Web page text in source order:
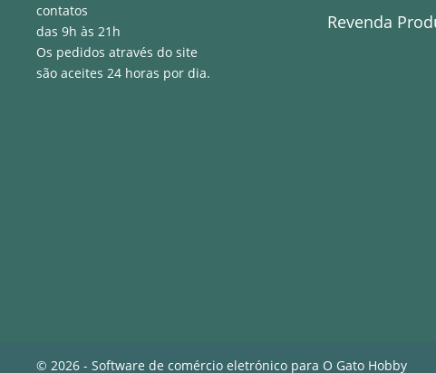
contatos
das 9h às 21h
Os pedidos através do site
são aceites 24 horas por dia.
Revenda
© 2026 - Software de comércio eletrónico para O Gato Hobby